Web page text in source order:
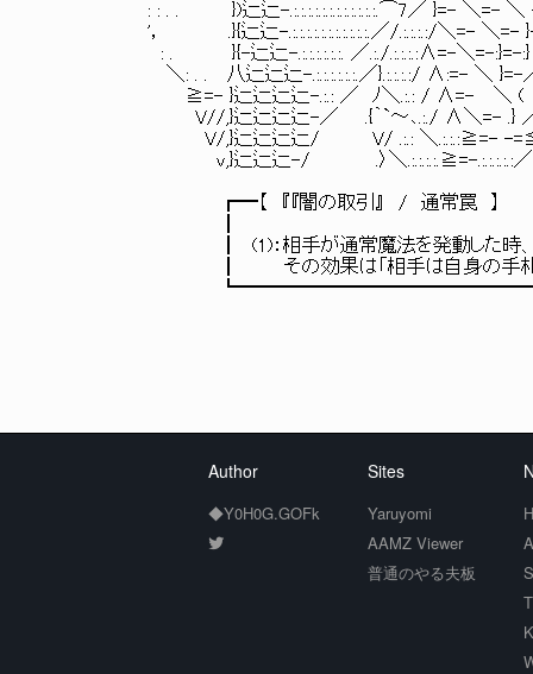
: : . . })辷辷-.:.:.:.:.:.:.:.:.:.:.:.:.⌒7／ }=- ＼=- ＼ -
'， .}{辷辷-.:.:.:.:.:.:.:.:.:.:.:.／/.:.:.:.:/＼=- ＼=- }-=/ }
: . }{-辷辷-.:.:.:.:.:.:. ／.:./.:.:.:.:∧=-＼=-:}=-:} ./
＼: . . 八辷辷辷-.:.:.:.:.:.:.／}.:.:.:.:/ ∧:=- ＼ }=-／
≧=- }辷辷辷辷-.:.: ／ ﾉ＼.:.: / ∧=- ＼ ( ./
V//,}辷辷辷辷-／ .{｀`～､.:./ ∧＼=- .} ／
V/,}辷辷辷辷/ V/ .:.: ＼.:.:.:≧=- -
v,}辷辷辷-/ .〉＼.:.:.:.:.≧=-.:.:.:.:.:／/
┏━【 『『闇の取引』 / 通常罠 】
┃ (1)：相手が通常魔法を発動した時、１０００
┃ その効果は「相手は自身の手札をランダム
Author
◆Y0H0G.GOFk
Sites
Yaruyomi
AAMZ Viewer
普通のやる夫板